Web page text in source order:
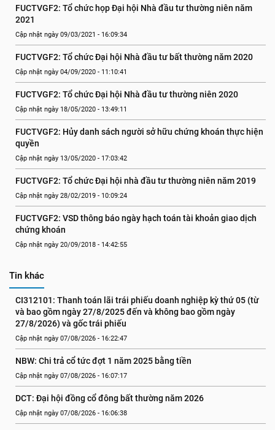
FUCTVGF2: Tổ chức họp Đại hội Nhà đầu tư thường niên năm
2021
Cập nhật ngày 09/03/2021 - 16:09:34
FUCTVGF2: Tổ chức Đại hội Nhà đầu tư bất thường năm 2020
Cập nhật ngày 04/09/2020 - 11:10:41
FUCTVGF2: Tổ chức Đại hội Nhà đầu tư thường niên 2020
Cập nhật ngày 18/05/2020 - 13:49:11
FUCTVGF2: Hủy danh sách người sở hữu chứng khoán thực hiện
quyền
Cập nhật ngày 13/05/2020 - 17:03:42
FUCTVGF2: Tổ chức Đại hội nhà đầu tư thường niên năm 2019
Cập nhật ngày 28/02/2019 - 10:09:24
FUCTVGF2: VSD thông báo ngày hạch toán tài khoản giao dịch
chứng khoán
Cập nhật ngày 20/09/2018 - 14:42:55
Tin khác
CI312101: Thanh toán lãi trái phiếu doanh nghiệp kỳ thứ 05 (từ
và bao gồm ngày 27/8/2025 đến và không bao gồm ngày
27/8/2026) và gốc trái phiếu
Cập nhật ngày 07/08/2026 - 16:22:47
NBW: Chi trả cổ tức đợt 1 năm 2025 bằng tiền
Cập nhật ngày 07/08/2026 - 16:07:17
DCT: Đại hội đồng cổ đông bất thường năm 2026
Cập nhật ngày 07/08/2026 - 16:06:38